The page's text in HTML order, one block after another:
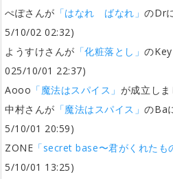
ぺぽさんが 「はなれ ばなれ」のDr
5/10/02 02:32)
ようすけさんが 「化粧落とし」の
025/10/01 22:37)
Aooo 「魔法はスパイス」 が成立し
中村さんが 「魔法はスパイス」のBa
5/10/01 20:59)
ZONE 「secret base〜君がくれたも
5/10/01 13:25)